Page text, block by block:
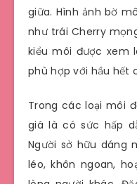
giữa. Hình ảnh bờ
như trái Cherry
kiểu môi được xem
phù hợp với hầu hết
Trong các loại môi
giá là có sức hấp
Người sở hữu dáng
léo, khôn ngoan,